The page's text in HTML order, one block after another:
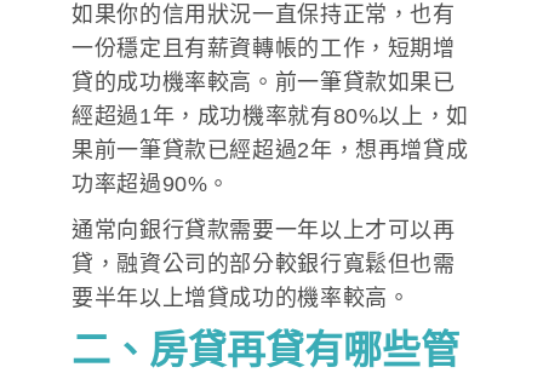
如果你的信用狀況一直保持正常，也有
一份穩定且有薪資轉帳的工作，短期增
貸的成功機率較高。前一筆貸款如果已
經超過1年，成功機率就有80%以上，如
果前一筆貸款已經超過2年，想再增貸成
功率超過90%。
通常向銀行貸款需要一年以上才可以再
貸，融資公司的部分較銀行寬鬆但也需
要半年以上增貸成功的機率較高。
二、 房貸再貸有哪些管